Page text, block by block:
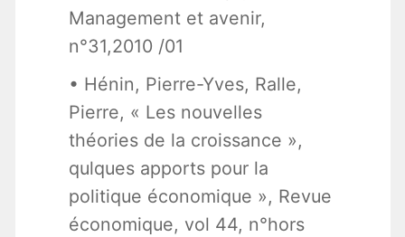
Management et avenir,
n°31,2010 /01
• Hénin, Pierre-Yves, Ralle,
Pierre, « Les nouvelles
théories de la croissance »,
qulques apports pour la
politique économique », Revue
économique, vol 44, n°hors